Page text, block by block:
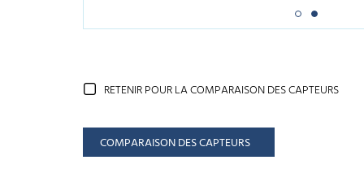
RETENIR POUR LA COMPARAISON DES CAPTEURS
COMPARAISON DES CAPTEURS